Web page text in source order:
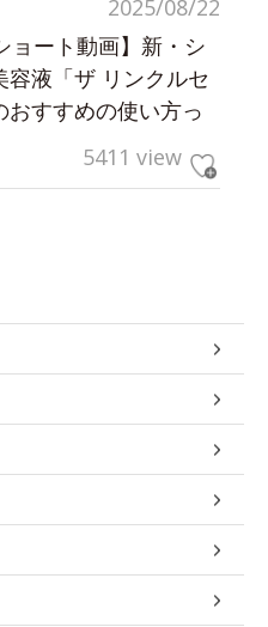
2025/08/22
ョート動画】新・シ
容液「ザ リンクルセ
おすすめの使い方っ
5411 view